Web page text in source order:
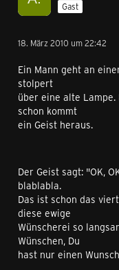
Gast
18. März 2010 um 22:42
Ein Mann geht an
stolpert
über eine alte
schon kommt
ein Geist heraus.
Der Geist sagt: "OK,
blablabla.
Das ist schon das
diese ewige
Wünscherei so
Wünschen, Du
hast nur einen